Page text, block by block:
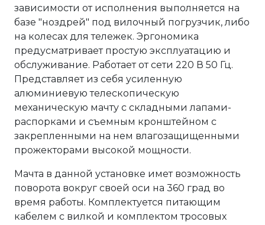
зависимости от исполнения выполняется на
базе "ноздрей" под вилочный погрузчик, либо
на колесах для тележек. Эргономика
предусматривает простую эксплуатацию и
обслуживание. Работает от сети 220 В 50 Гц.
Представляет из себя усиленную
алюминиевую телескопическую
механическую мачту с складными лапами-
распорками и съемным кронштейном с
закрепленными на нем влагозащищенными
прожекторами высокой мощности.
Мачта в данной установке имет возможность
поворота вокруг своей оси на 360 град во
время работы. Комплектуется питающим
кабелем с вилкой и комплектом тросовых